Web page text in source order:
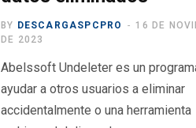
BY DESCARGASPCPRO
16 DE
DE 2023
Abelssoft Undeleter es un
ayudar a otros usuarios a eliminar
accidentalmente o una herramienta